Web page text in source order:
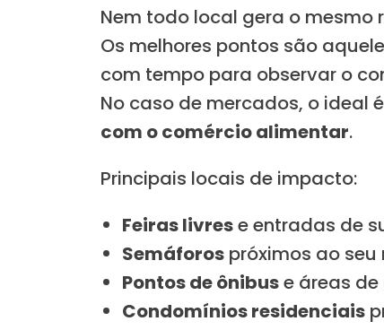
Nem todo local gera o mesmo
Os melhores pontos são
com tempo para observar o
No caso de mercados, o ideal
com o comércio alimentar.
Principais locais de impacto:
Feiras livrese entradas de
Semáforos próximos ao
Pontos de ônibuse áreas
Condomínios residenciais